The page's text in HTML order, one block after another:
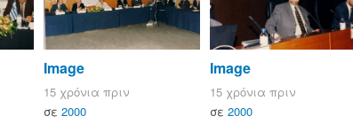
Image
15 χρόνια πριν
σε2000
Image
15 χρόνια πριν
σε2000